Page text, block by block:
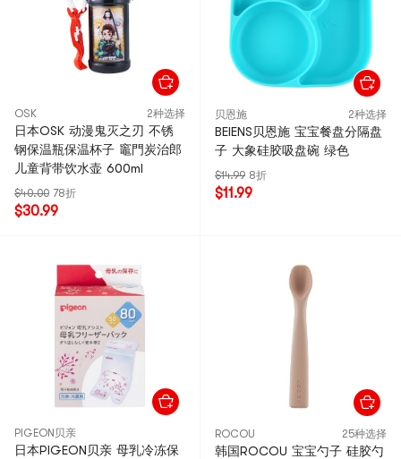
OSK 2种选择
日本OSK 动漫鬼灭之刃 不锈
钢保温瓶保温杯子 竈門炭治郎
儿童背带饮水壶 600ml
$40.00 78折
$30.99
贝恩施 2种选择
BEIENS贝恩施 宝宝餐盘分隔盘
子 大象硅胶吸盘碗 绿色
$14.99 8折
$11.99
PIGEON贝亲
日本PIGEON贝亲 母乳冷冻保
ROCOU 25种选择
韩国ROCOU 宝宝勺子 硅胶勺